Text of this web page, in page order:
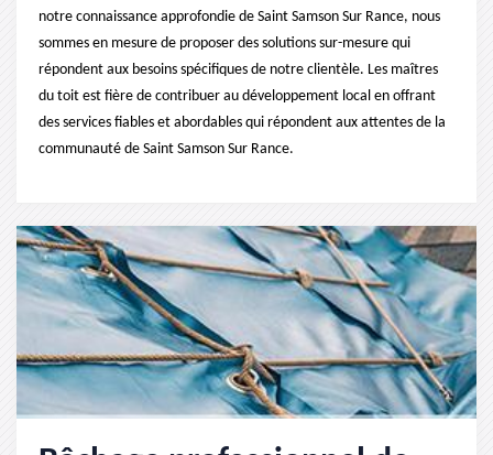
notre connaissance approfondie de Saint Samson Sur Rance, nous
sommes en mesure de proposer des solutions sur-mesure qui
répondent aux besoins spécifiques de notre clientèle. Les maîtres
du toit est fière de contribuer au développement local en offrant
des services fiables et abordables qui répondent aux attentes de la
communauté de Saint Samson Sur Rance.